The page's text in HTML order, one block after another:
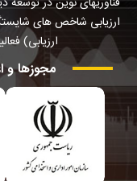
ارزیابی شاخص های
ارزیابی) فعالیت
مجوزها و